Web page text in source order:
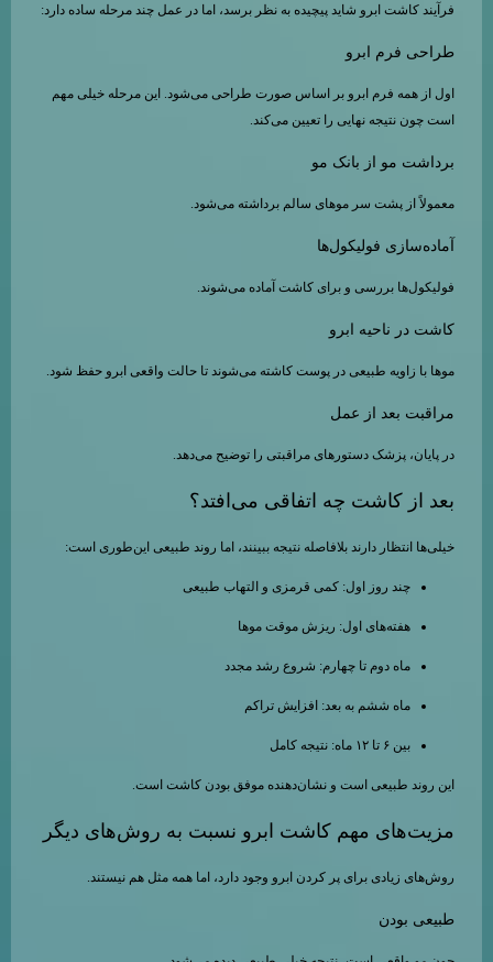
فرآیند کاشت ابرو شاید پیچیده به نظر برسد، اما در عمل چند مرحله ساده دارد:
طراحی فرم ابرو
اول از همه فرم ابرو بر اساس صورت طراحی می‌شود. این مرحله خیلی مهم
است چون نتیجه نهایی را تعیین می‌کند.
برداشت مو از بانک مو
معمولاً از پشت سر موهای سالم برداشته می‌شود.
آماده‌سازی فولیکول‌ها
فولیکول‌ها بررسی و برای کاشت آماده می‌شوند.
کاشت در ناحیه ابرو
موها با زاویه طبیعی در پوست کاشته می‌شوند تا حالت واقعی ابرو حفظ شود.
مراقبت بعد از عمل
در پایان، پزشک دستورهای مراقبتی را توضیح می‌دهد.
بعد از کاشت چه اتفاقی می‌افتد؟
خیلی‌ها انتظار دارند بلافاصله نتیجه ببینند، اما روند طبیعی این‌طوری است:
چند روز اول: کمی قرمزی و التهاب طبیعی
هفته‌های اول: ریزش موقت موها
ماه دوم تا چهارم: شروع رشد مجدد
ماه ششم به بعد: افزایش تراکم
بین ۶ تا ۱۲ ماه: نتیجه کامل
این روند طبیعی است و نشان‌دهنده موفق بودن کاشت است.
مزیت‌های مهم کاشت ابرو نسبت به روش‌های دیگر
روش‌های زیادی برای پر کردن ابرو وجود دارد، اما همه مثل هم نیستند.
طبیعی بودن